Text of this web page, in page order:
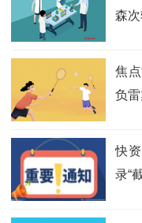
森
焦
负
快
录“